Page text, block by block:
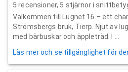
5 recensioner, 5 stjärnor i
Välkommen till Lugnet 16 – ett
Strömsbergs bruk, Tierp. Njut av
med bärbuskar och äppleträd. I ...
Läs mer och se tillgänglighet för